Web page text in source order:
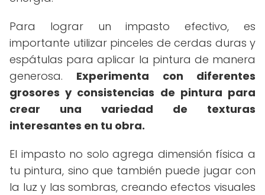
Para lograr un impasto efectivo, es
importante utilizar pinceles de cerdas duras y
espátulas para aplicar la pintura de manera
generosa. Experimenta con diferentes
grosores y consistencias de pintura para
crear una variedad de texturas
interesantes en tu obra.
El impasto no solo agrega dimensión física a
tu pintura, sino que también puede jugar con
la luz y las sombras, creando efectos visuales